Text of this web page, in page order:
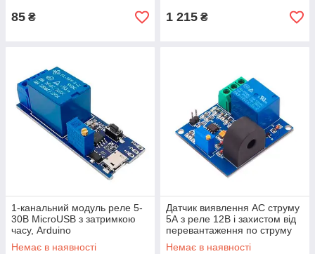
85 ₴ 1 215 ₴
1-канальний модуль реле 5-
30В MicroUSB з затримкою
часу, Arduino
Немає в наявності
Датчик виявлення AC струму
5А з реле 12В і захистом від
перевантаження по струму
Немає в наявності